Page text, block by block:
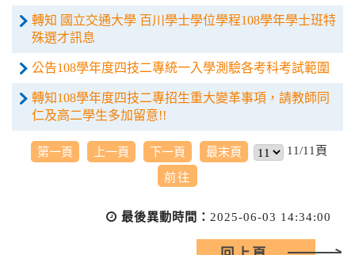
轉知 國立交通大學 百川學士學位學程108學年學士班特
殊選才訊息
公告108學年度四技二專統一入學測驗各考科考試範圍
轉知108學年度四技二專招生重大變革事項，請教師同
仁及高二學生多加留意!!
第一頁 上一頁 下一頁 最末頁 11/11頁
最後異動時間： 2025-06-03 14:34:00